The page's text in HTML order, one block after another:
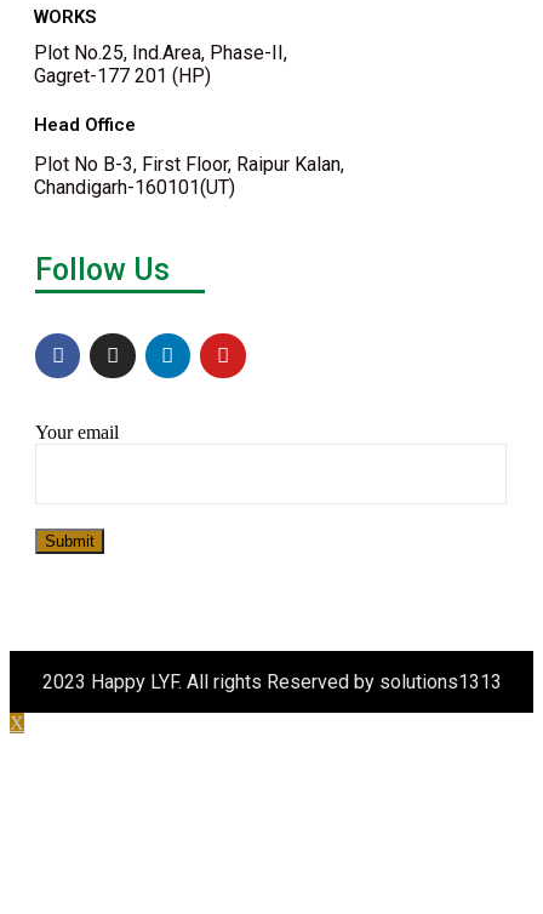
WORKS
Plot No.25, Ind.Area, Phase-II,
Gagret-177 201 (HP)
Head Office
Plot No B-3, First Floor, Raipur Kalan,
Chandigarh-160101(UT)
Follow Us
Your email
Submit
2023 Happy LYF. All rights Reserved by solutions1313
X